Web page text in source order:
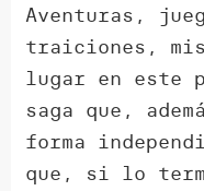
Aventuras,
traiciones,
lugar en este
saga que,
forma
que, si lo